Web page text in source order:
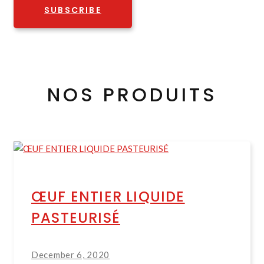
SUBSCRIBE
NOS PRODUITS
ŒUF ENTIER LIQUIDE
PASTEURISÉ
December 6, 2020